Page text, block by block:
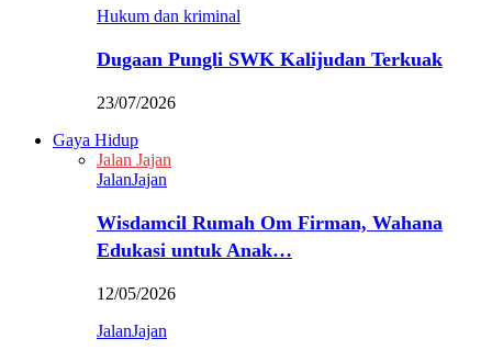
Hukum dan kriminal
Dugaan Pungli SWK Kalijudan Terkuak
23/07/2026
Gaya Hidup
Jalan Jajan
JalanJajan
Wisdamcil Rumah Om Firman, Wahana
Edukasi untuk Anak…
12/05/2026
JalanJajan